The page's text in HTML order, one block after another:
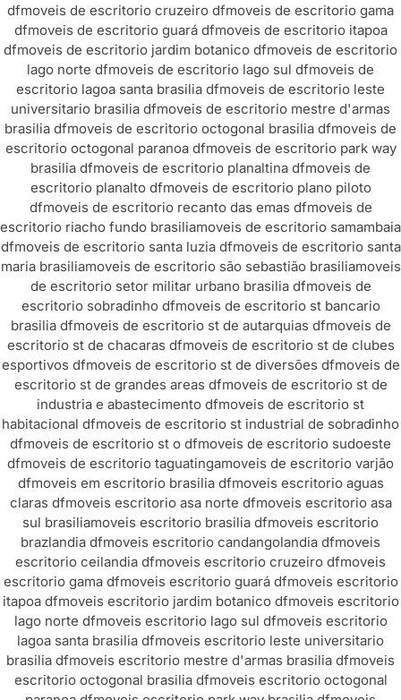
dfmoveis de escritorio cruzeiro dfmoveis de escritorio gama
dfmoveis de escritorio guará dfmoveis de escritorio itapoa
dfmoveis de escritorio jardim botanico dfmoveis de escritorio
lago norte dfmoveis de escritorio lago sul dfmoveis de
escritorio lagoa santa brasilia dfmoveis de escritorio leste
universitario brasilia dfmoveis de escritorio mestre d'armas
brasilia dfmoveis de escritorio octogonal brasilia dfmoveis de
escritorio octogonal paranoa dfmoveis de escritorio park way
brasilia dfmoveis de escritorio planaltina dfmoveis de
escritorio planalto dfmoveis de escritorio plano piloto
dfmoveis de escritorio recanto das emas dfmoveis de
escritorio riacho fundo brasiliamoveis de escritorio samambaia
dfmoveis de escritorio santa luzia dfmoveis de escritorio santa
maria brasiliamoveis de escritorio são sebastião brasiliamoveis
de escritorio setor militar urbano brasilia dfmoveis de
escritorio sobradinho dfmoveis de escritorio st bancario
brasilia dfmoveis de escritorio st de autarquias dfmoveis de
escritorio st de chacaras dfmoveis de escritorio st de clubes
esportivos dfmoveis de escritorio st de diversões dfmoveis de
escritorio st de grandes areas dfmoveis de escritorio st de
industria e abastecimento dfmoveis de escritorio st
habitacional dfmoveis de escritorio st industrial de sobradinho
dfmoveis de escritorio st o dfmoveis de escritorio sudoeste
dfmoveis de escritorio taguatingamoveis de escritorio varjão
dfmoveis em escritorio brasilia dfmoveis escritorio aguas
claras dfmoveis escritorio asa norte dfmoveis escritorio asa
sul brasiliamoveis escritorio brasilia dfmoveis escritorio
brazlandia dfmoveis escritorio candangolandia dfmoveis
escritorio ceilandia dfmoveis escritorio cruzeiro dfmoveis
escritorio gama dfmoveis escritorio guará dfmoveis escritorio
itapoa dfmoveis escritorio jardim botanico dfmoveis escritorio
lago norte dfmoveis escritorio lago sul dfmoveis escritorio
lagoa santa brasilia dfmoveis escritorio leste universitario
brasilia dfmoveis escritorio mestre d'armas brasilia dfmoveis
escritorio octogonal brasilia dfmoveis escritorio octogonal